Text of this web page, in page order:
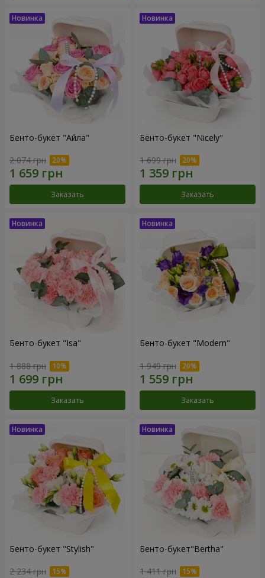
Бенто-букет "Айла"
2 074 грн
Заказать
Бенто-букет "Nicely"
1 699 грн
Заказать
Бенто-букет "Isa"
1 888 грн
Заказать
Бенто-букет "Modern"
1 949 грн
Заказать
Бенто-букет "Stylish"
2 234 грн
Бенто-букет"Bertha"
1 411 грн